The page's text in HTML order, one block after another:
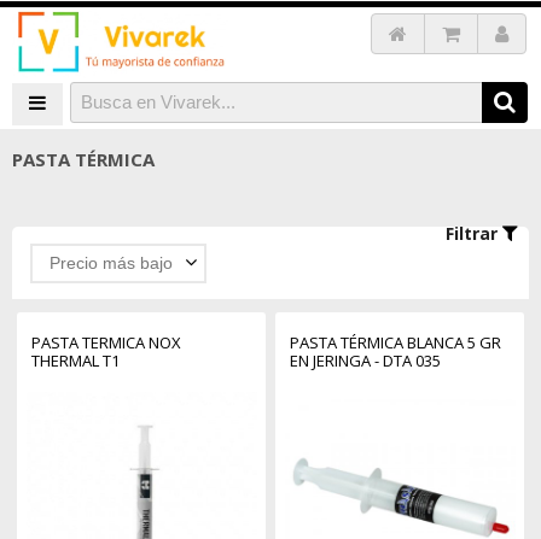
PASTA TÉRMICA
Filtrar
Precio más bajo
PASTA TERMICA NOX
THERMAL T1
PASTA TÉRMICA BLANCA 5 GR
EN JERINGA - DTA 035